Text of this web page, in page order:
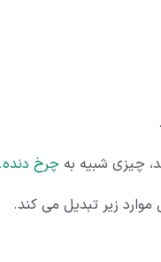
چیزی شبیه به چرخ دنده.
زیر تبدیل می کند.